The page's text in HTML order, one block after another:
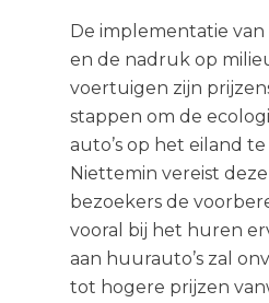
De implementatie
en de nadruk op
voertuigen zijn
stappen om de
auto’s op het eiland
Niettemin vereist
bezoekers de
vooral bij het huren
aan huurauto’s zal
tot hogere prijzen